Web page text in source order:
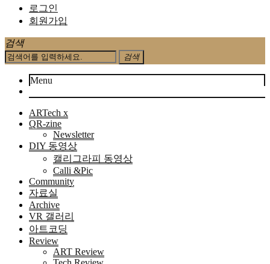
로그인
회원가입
검색
검색
Menu
ARTech x
QR-zine
Newsletter
DIY 동영상
캘리그라피 동영상
Calli &Pic
Community
자료실
Archive
VR 갤러리
아트코딩
Review
ART Review